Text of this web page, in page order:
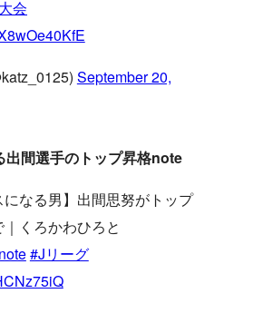
会
September 20,
出間選手のトップ昇格note
になる男】出間思努がトップ
くろかわひろと
#Jリーグ